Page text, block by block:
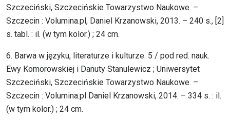
Szczeciński, Szczecińskie Towarzystwo Naukowe. –
Szczecin : Volumina.pl, Daniel Krzanowski, 2013. – 240 s., [2]
s. tabl. : il. (w tym kolor.) ; 24 cm.
6. Barwa w języku, literaturze i kulturze. 5 / pod red. nauk.
Ewy Komorowskiej i Danuty Stanulewicz ; Uniwersytet
Szczeciński, Szczecińskie Towarzystwo Naukowe. –
Szczecin : Volumina.pl Daniel Krzanowski, 2014. – 334 s. : il.
(w tym kolor.) ; 24 cm.